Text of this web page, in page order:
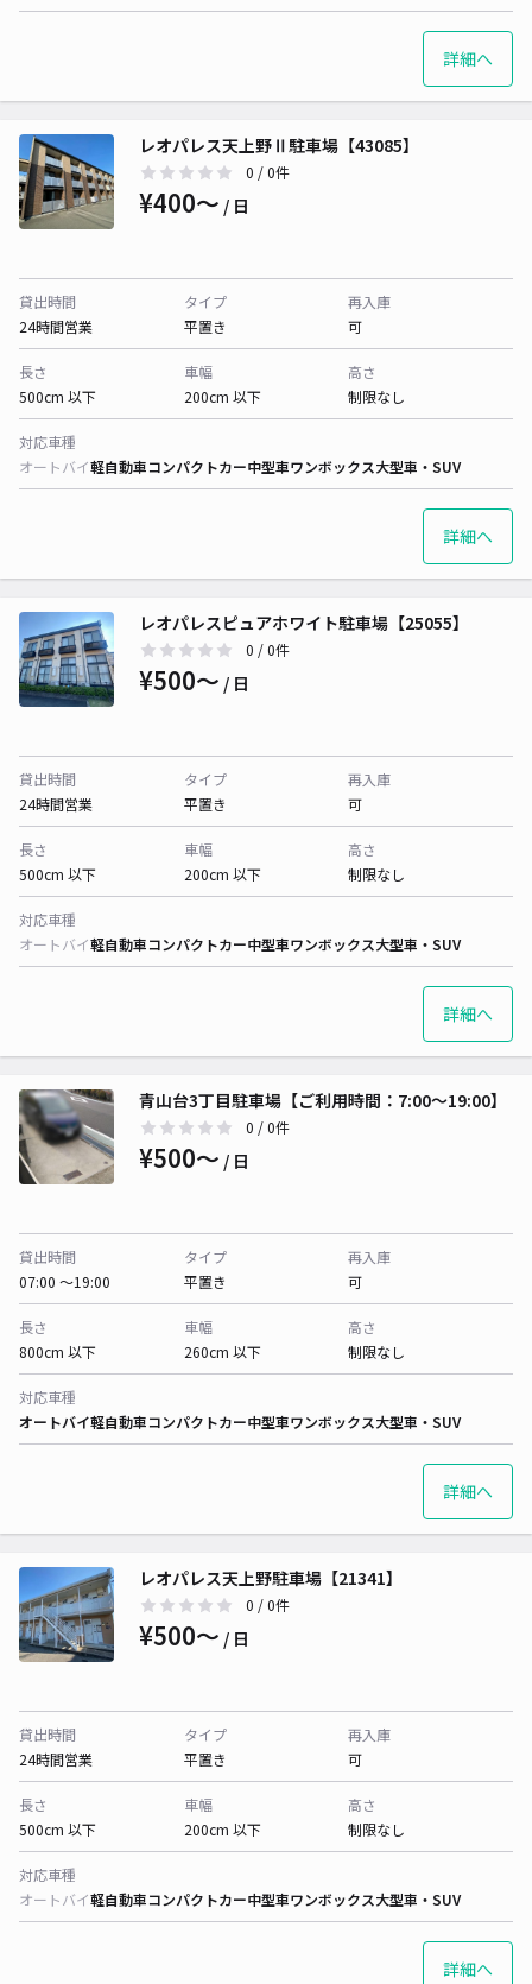
詳細へ
レオパレス天上野Ⅱ駐車場【43085】
0 / 0件
¥400〜 / 日
貸出時間
24時間営業
タイプ
平置き
再入庫
可
長さ
500cm 以下
車幅
200cm 以下
高さ
制限なし
対応車種
オートバイ軽自動車コンパクトカー中型車ワンボックス大型車・SUV
詳細へ
レオパレスピュアホワイト駐車場【25055】
0 / 0件
¥500〜 / 日
貸出時間
24時間営業
タイプ
平置き
再入庫
可
長さ
500cm 以下
車幅
200cm 以下
高さ
制限なし
対応車種
オートバイ軽自動車コンパクトカー中型車ワンボックス大型車・SUV
詳細へ
青山台3丁目駐車場【ご利用時間：7:00～19:00】
0 / 0件
¥500〜 / 日
貸出時間
07:00 〜19:00
タイプ
平置き
再入庫
可
長さ
800cm 以下
車幅
260cm 以下
高さ
制限なし
対応車種
オートバイ軽自動車コンパクトカー中型車ワンボックス大型車・SUV
詳細へ
レオパレス天上野駐車場【21341】
0 / 0件
¥500〜 / 日
貸出時間
24時間営業
タイプ
平置き
再入庫
可
長さ
500cm 以下
車幅
200cm 以下
高さ
制限なし
対応車種
オートバイ軽自動車コンパクトカー中型車ワンボックス大型車・SUV
詳細へ